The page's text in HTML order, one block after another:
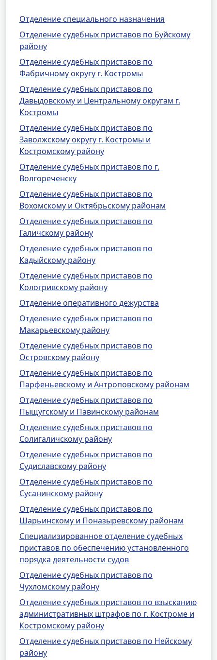
Отделение специального назначения
Отделение судебных приставов по Буйскому
району
Отделение судебных приставов по
Фабричному округу г. Костромы
Отделение судебных приставов по
Давыдовскому и Центральному округам г.
Костромы
Отделение судебных приставов по
Заволжскому округу г. Костромы и
Костромскому району
Отделение судебных приставов по г.
Волгореченску
Отделение судебных приставов по
Вохомскому и Октябрьскому районам
Отделение судебных приставов по
Галичскому району
Отделение судебных приставов по
Кадыйскому району
Отделение судебных приставов по
Кологривскому району
Отделение оперативного дежурства
Отделение судебных приставов по
Макарьевскому району
Отделение судебных приставов по
Островскому району
Отделение судебных приставов по
Парфеньевскому и Антроповскому районам
Отделение судебных приставов по
Пыщугскому и Павинскому районам
Отделение судебных приставов по
Солигаличскому району
Отделение судебных приставов по
Судиславскому району
Отделение судебных приставов по
Сусанинскому району
Отделение судебных приставов по
Шарьинскому и Поназыревскому районам
Специализированное отделение судебных
приставов по обеспечению установленного
порядка деятельности судов
Отделение судебных приставов по
Чухломскому району
Отделение судебных приставов по взысканию
административных штрафов по г. Костроме и
Костромскому району
Отделение судебных приставов по Нейскому
району